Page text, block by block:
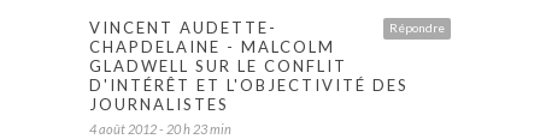
Répondre
VINCENT AUDETTE-
CHAPDELAINE - MALCOLM
GLADWELL SUR LE CONFLIT
D'INTÉRÊT ET L'OBJECTIVITÉ DES
JOURNALISTES
4 août 2012 - 20 h 23 min